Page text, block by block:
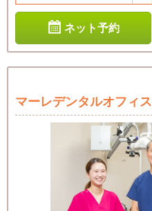
ネット予約
マーレデンタルオフィス